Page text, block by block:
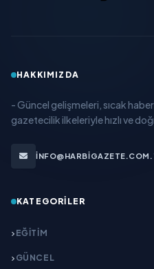
HAKKIMIZDA
- Güncel gelişmeleri, sıcak
gazetecilik ilkeleriyle hızlı ve
KATEGORILER
EĞITIM
GÜNCEL